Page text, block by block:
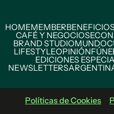
HOMEMEMBER
CAFÉ Y NEGOCIOS
BRAND STUDIOMUNDO
LIFESTYLEOPINIÓN
EDICIONES
NEWSLETTERS
Políticas de Cookies